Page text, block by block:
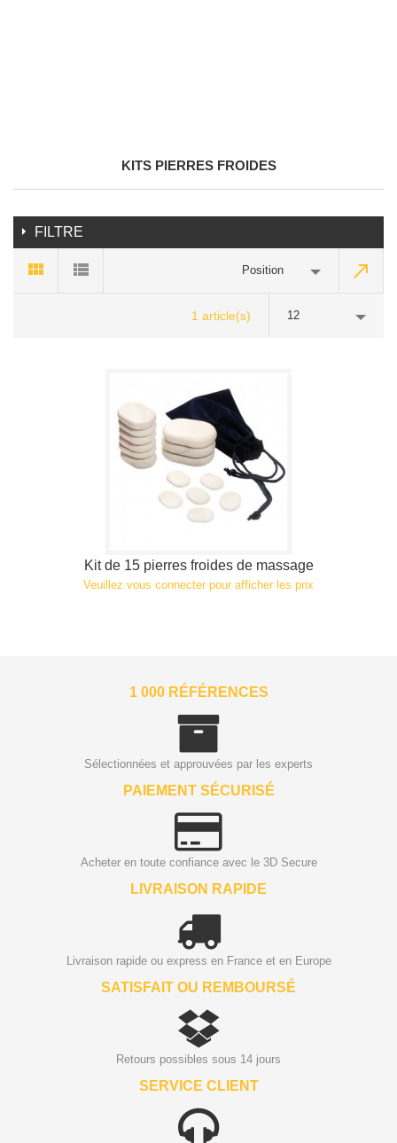
KITS PIERRES FROIDES
FILTRE
Position
1 article(s) 12
Kit de 15 pierres froides de massage
Veuillez vous connecter pour afficher les prix
1 000 RÉFÉRENCES
Sélectionnées et approuvées par les experts
PAIEMENT SÉCURISÉ
Acheter en toute confiance avec le 3D Secure
LIVRAISON RAPIDE
Livraison rapide ou express en France et en Europe
SATISFAIT OU REMBOURSÉ
Retours possibles sous 14 jours
SERVICE CLIENT